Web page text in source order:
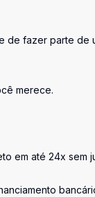
de fazer parte de
merece.
em até 24x sem